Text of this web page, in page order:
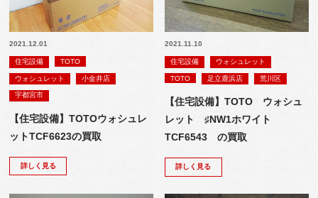
2021.12.01
住宅設備 TOTO
ウォシュレット 小金井店
宇都宮市
【住宅設備】TOTOウォシュレ
ットTCF6623の買取
詳しく見る
2021.11.10
住宅設備 ウォシュレット
TOTO 足立鹿浜店 荒川区
【住宅設備】TOTO ウォシュ
レット ♯NW1ホワイト
TCF6543 の買取
詳しく見る